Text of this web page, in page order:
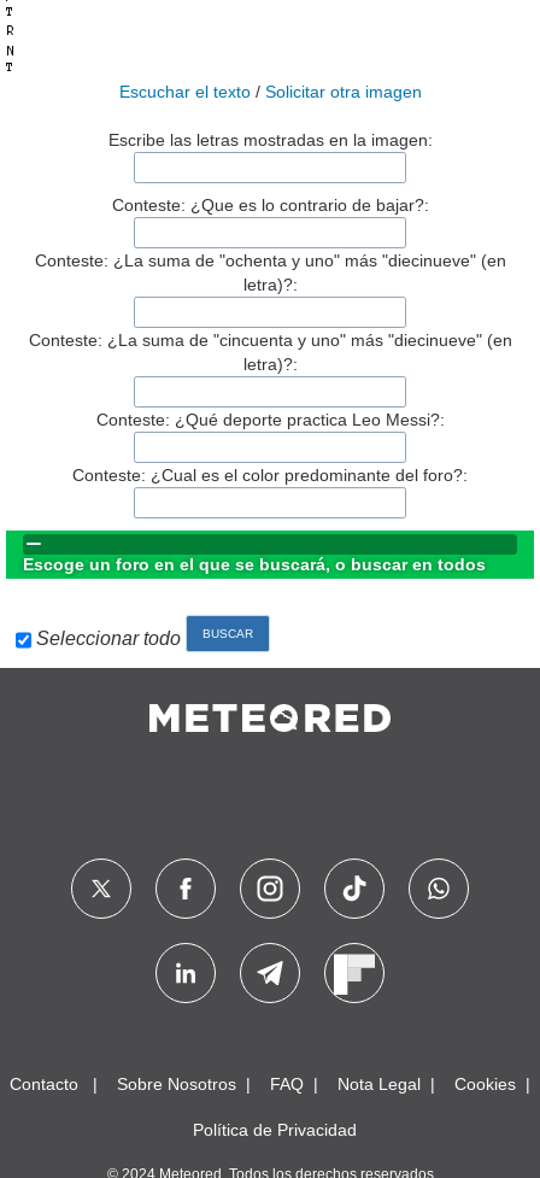
Escuchar el texto/ Solicitar otra imagen
Escribe las letras mostradas en la imagen:
Conteste: ¿Que es lo contrario de bajar?:
Conteste: ¿La suma de "ochenta y uno" más "diecinueve" (en
letra)?:
Conteste: ¿La suma de "cincuenta y uno" más "diecinueve" (en
letra)?:
Conteste: ¿Qué deporte practica Leo Messi?:
Conteste: ¿Cual es el color predominante del foro?:
Escoge un foro en el que se buscará, o buscar en todos
Seleccionar todo
Contacto Sobre Nosotros FAQ Nota Legal Cookies
Política de Privacidad
© 2024 Meteored. Todos los derechos reservados